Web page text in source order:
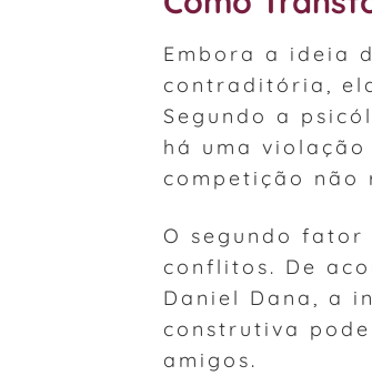
Embora a ideia
contraditória,
Segundo a
há uma
competição não
O segundo
conflitos. De
Daniel Dana, a
construtiva
amigos.